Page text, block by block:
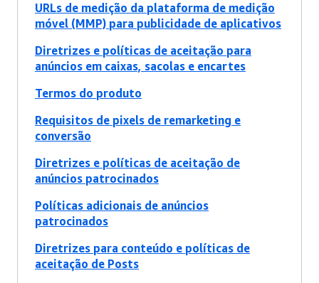
URLs de medição da plataforma de medição
móvel (MMP) para publicidade de aplicativos
Diretrizes e políticas de aceitação para
anúncios em caixas, sacolas e encartes
Termos do produto
Requisitos de pixels de remarketing e
conversão
Diretrizes e políticas de aceitação de
anúncios patrocinados
Políticas adicionais de anúncios
patrocinados
Diretrizes para conteúdo e políticas de
aceitação de Posts